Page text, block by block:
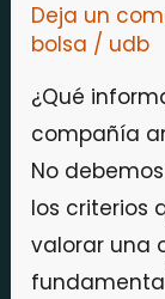
Deja un
bolsa / udb
¿Qué
compañía
No
los criterios
valorar una